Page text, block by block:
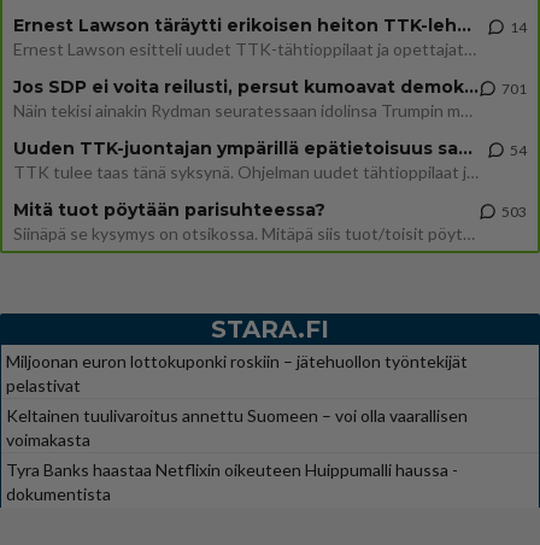
Ernest Lawson täräytti erikoisen heiton TTK-lehdistötilaisuudessa: " Onko tässä tarkoituksena...?"
Ernest Lawson esitteli uudet TTK-tähtioppilaat ja opettajat torstaina 6.8. lehdistölle. Tulevalla kaudella on yksi hausk
14
Jos SDP ei voita reilusti, persut kumoavat demokratian Suomesta
Näin tekisi ainakin Rydman seuratessaan idolinsa Trumpin mallia https://www.is.fi/politiikka/art-2000012187244.html
701
Uuden TTK-juontajan ympärillä epätietoisuus sakenee - Nyt MTV hämmentää soppaa
TTK tulee taas tänä syksynä. Ohjelman uudet tähtioppilaat julkistetaan torstaina 6. elokuuta klo 14 alkavassa lehdistö
54
Mitä tuot pöytään parisuhteessa?
Siinäpä se kysymys on otsikossa. Mitäpä siis tuot/toisit pöytään parisuhteessa? Oletko mies vai nainen? Koetko sen mitä
503
STARA.FI
Miljoonan euron lottokuponki roskiin – jätehuollon työntekijät
pelastivat
Keltainen tuulivaroitus annettu Suomeen – voi olla vaarallisen
voimakasta
Tyra Banks haastaa Netflixin oikeuteen Huippumalli haussa -
dokumentista